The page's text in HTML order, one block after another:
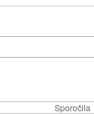
Sporočila